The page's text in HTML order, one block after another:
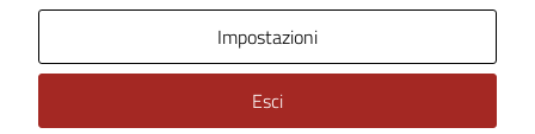
Impostazioni
Esci